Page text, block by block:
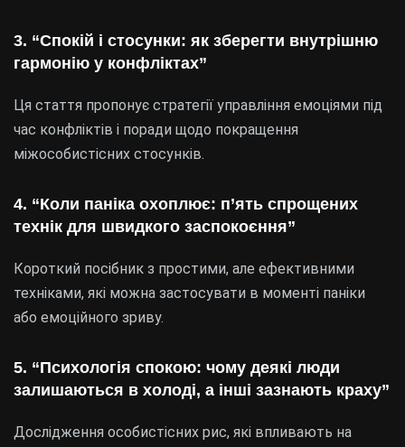
3. “Спокій і стосунки: як зберегти внутрішню
гармонію у конфліктах”
Ця стаття пропонує стратегії управління емоціями під
час конфліктів і поради щодо покращення
міжособистісних стосунків.
4. “Коли паніка охоплює: п’ять спрощених
технік для швидкого заспокоєння”
Короткий посібник з простими, але ефективними
техніками, які можна застосувати в моменті паніки
або емоційного зриву.
5. “Психологія спокою: чому деякі люди
залишаються в холоді, а інші зазнають краху”
Дослідження особистісних рис, які впливають на